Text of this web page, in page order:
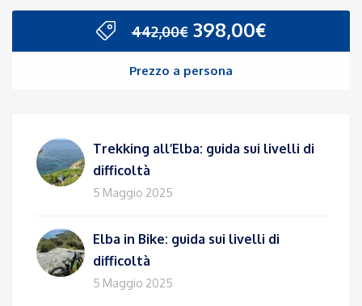
442,00€ Il
prezzo
originale
398,00€Il
prezzo
Prezzo a persona
Trekking all’Elba: guida sui livelli di
difficoltà
5 Maggio 2025
Elba in Bike: guida sui livelli di
difficoltà
5 Maggio 2025